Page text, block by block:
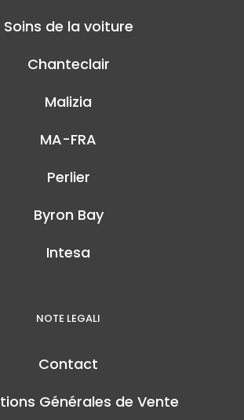
Soins de la voiture
Chanteclair
Malizia
MA-FRA
Perlier
Byron Bay
Intesa
NOTE LEGALI
Contact
Générales de Vente